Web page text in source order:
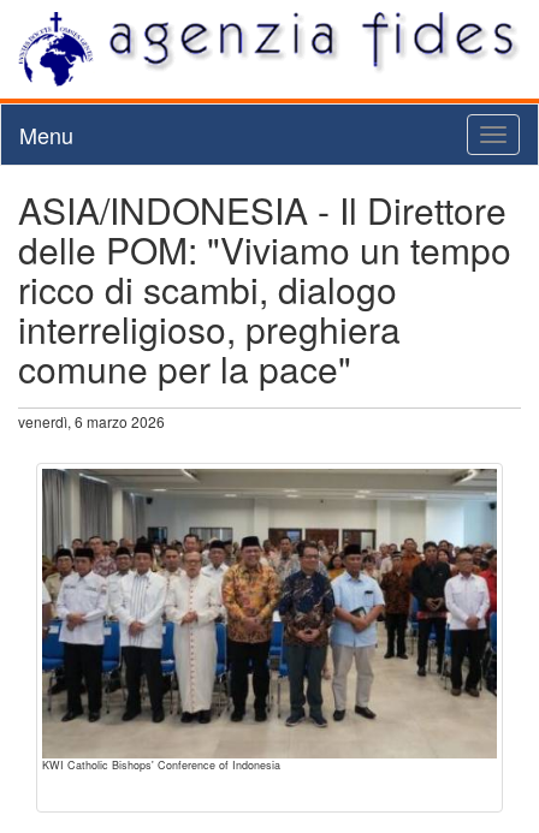
Menu
ASIA/INDONESIA - Il Direttore
delle POM: "Viviamo un tempo
ricco di scambi, dialogo
interreligioso, preghiera
comune per la pace"
venerdì, 6 marzo 2026
KWI Catholic Bishops' Conference of Indonesia